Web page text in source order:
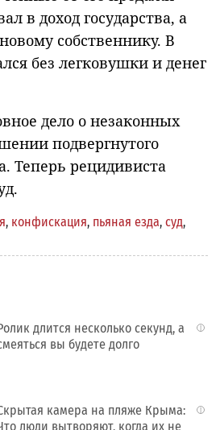
в доход государства, а
собственнику. В
без легковушки и денег
дело о незаконных
подвергнутого
Теперь рецидивиста
, конфискация, пьяная езда, суд,
i
длится несколько секунд, а
вы будете долго
i
камера на пляже Крыма:
люди вытворяют, когда их не